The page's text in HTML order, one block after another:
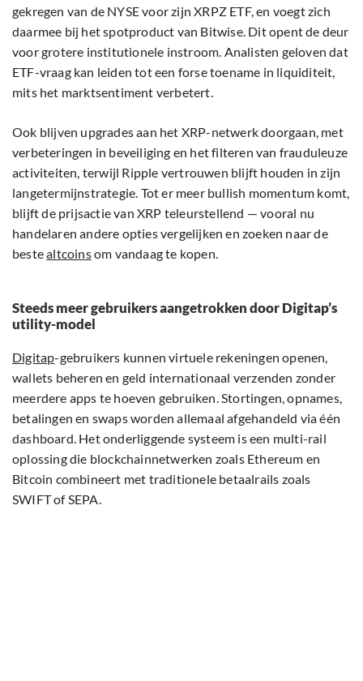
gekregen van de NYSE voor zijn XRPZ ETF, en voegt zich
daarmee bij het spotproduct van Bitwise. Dit opent de deur
voor grotere institutionele instroom. Analisten geloven dat
ETF-vraag kan leiden tot een forse toename in liquiditeit,
mits het marktsentiment verbetert.
Ook blijven upgrades aan het XRP-netwerk doorgaan, met
verbeteringen in beveiliging en het filteren van frauduleuze
activiteiten, terwijl Ripple vertrouwen blijft houden in zijn
langetermijnstrategie. Tot er meer bullish momentum komt,
blijft de prijsactie van XRP teleurstellend — vooral nu
handelaren andere opties vergelijken en zoeken naar de
bestealtcoinsom vandaag te kopen.
Steeds meer gebruikers aangetrokken door Digitap’s
utility-model
Digitap-gebruikers kunnen virtuele rekeningen openen,
wallets beheren en geld internationaal verzenden zonder
meerdere apps te hoeven gebruiken. Stortingen, opnames,
betalingen en swaps worden allemaal afgehandeld via één
dashboard. Het onderliggende systeem is een multi-rail
oplossing die blockchainnetwerken zoals Ethereum en
Bitcoin combineert met traditionele betaalrails zoals
SWIFT of SEPA.